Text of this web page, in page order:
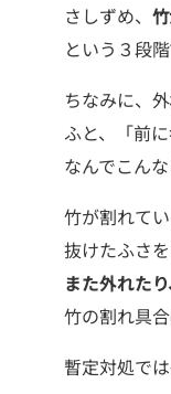
さしずめ、
という３段
ちなみに、
ふと、「前
なんでこん
竹が割れてい
抜けたふさ
また外れた
竹の割れ具
暫定対処では